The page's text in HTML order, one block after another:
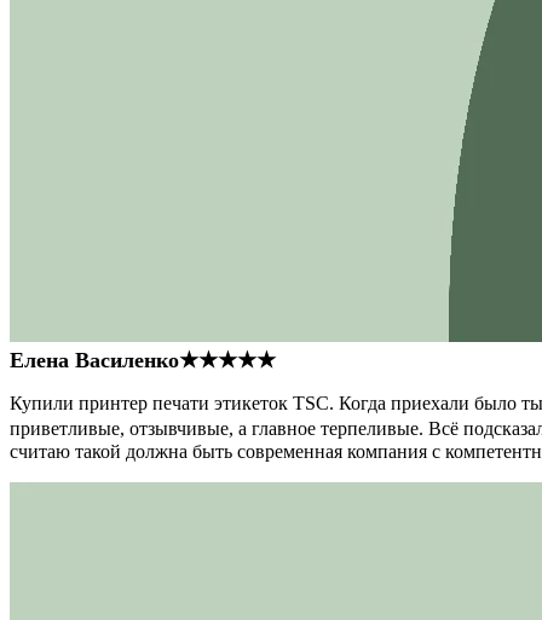
Елена Василенко★★★★★
Купили принтер печати этикеток TSC. Когда приехали было
приветливые, отзывчивые, а главное терпеливые. Всё
считаю такой должна быть современная компания с